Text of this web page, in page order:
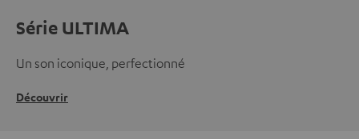
Série ULTIMA
Un son iconique, perfectionné
Découvrir